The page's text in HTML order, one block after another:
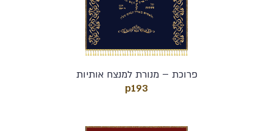
פרוכת – מנורת למנצח אותיות
p193